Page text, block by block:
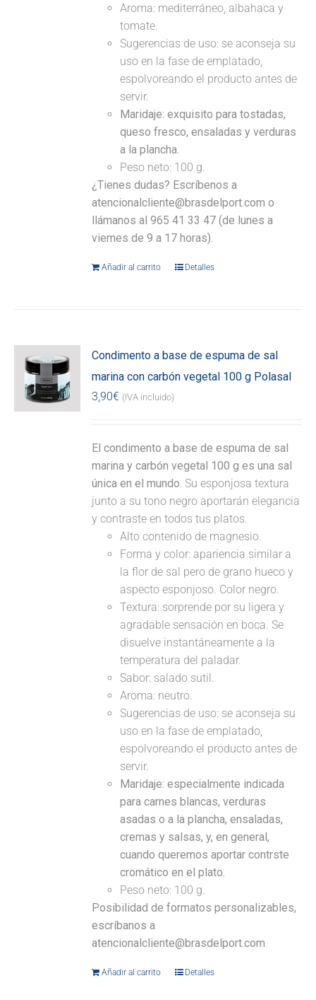
Aroma: mediterráneo, albahaca y
tomate.
Sugerencias de uso: se aconseja su
uso en la fase de emplatado,
espolvoreando el producto antes de
servir.
Maridaje: exquisito para tostadas,
queso fresco, ensaladas y verduras
a la plancha.
Peso neto: 100 g.
¿Tienes dudas? Escríbenos a
atencionalcliente@brasdelport.com o
llámanos al 965 41 33 47 (de lunes a
viernes de 9 a 17 horas).
Añadir al carrito Detalles
Condimento a base de espuma de sal
marina con carbón vegetal 100 g Polasal
3,90€ (IVA incluido)
El condimento a base de espuma de sal
marina y carbón vegetal 100 g es una sal
única en el mundo. Su esponjosa textura
junto a su tono negro aportarán elegancia
y contraste en todos tus platos.
Alto contenido de magnesio.
Forma y color: apariencia similar a
la flor de sal pero de grano hueco y
aspecto esponjoso. Color negro.
Textura: sorprende por su ligera y
agradable sensación en boca. Se
disuelve instantáneamente a la
temperatura del paladar.
Sabor: salado sutil.
Aroma: neutro.
Sugerencias de uso: se aconseja su
uso en la fase de emplatado,
espolvoreando el producto antes de
servir.
Maridaje: especialmente indicada
para carnes blancas, verduras
asadas o a la plancha, ensaladas,
cremas y salsas, y, en general,
cuando queremos aportar contrste
cromático en el plato.
Peso neto: 100 g.
Posibilidad de formatos personalizables,
escríbanos a
atencionalcliente@brasdelport.com
Añadir al carrito Detalles